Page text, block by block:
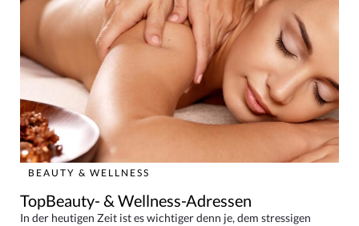
BEAUTY & WELLNESS
TopBeauty- & Wellness-Adressen
In der heutigen Zeit ist es wichtiger denn je, dem stressigen